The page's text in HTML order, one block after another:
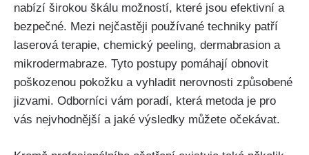
nabízí širokou​ škálu možností, které ⁣jsou efektivní a
bezpečné. Mezi nejčastěji používané techniky patří
laserová⁤ terapie, chemický peeling, dermabrasion a
mikrodermabraze. Tyto⁣ postupy pomáhají obnovit
poškozenou pokožku a vyhladit nerovnosti​ způsobené
jizvami. Odborníci‍ vám poradí, ‍která ​metoda je pro
vás nejvhodnější a⁢ jaké výsledky můžete‍ očekávat.